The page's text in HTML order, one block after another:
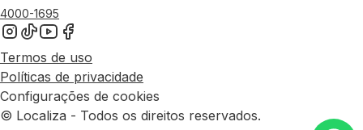
4000-1695
Termos de uso
Políticas de privacidade
Configurações de cookies
© Localiza - Todos os direitos reservados.